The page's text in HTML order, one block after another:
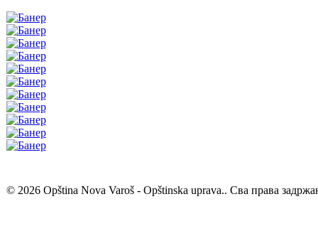
© 2026 Opština Nova Varoš - Opštinska uprava.. Сва права